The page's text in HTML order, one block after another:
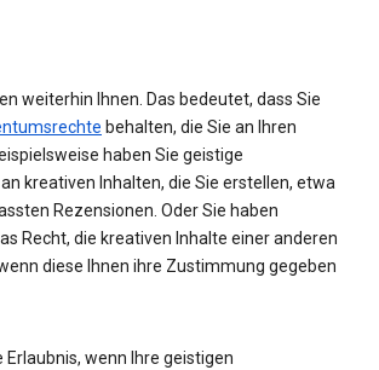
weiterhin Ihnen. Das bedeutet, dass Sie
behalten, die Sie an Ihren
haben Sie geistige
kreativen Inhalten, die Sie erstellen, etwa
Rezensionen. Oder Sie haben
Recht, die kreativen Inhalte einer anderen
diese Ihnen ihre Zustimmung gegeben
Erlaubnis, wenn Ihre geistigen